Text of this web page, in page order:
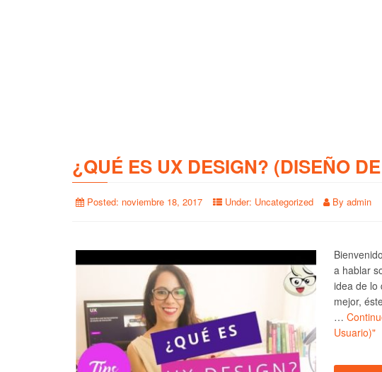
¿QUÉ ES UX DESIGN? (DISEÑO
Posted: noviembre 18, 2017 Under: Uncategorized By admin
a hablar
idea de lo
mejor,
…
Usuario)"